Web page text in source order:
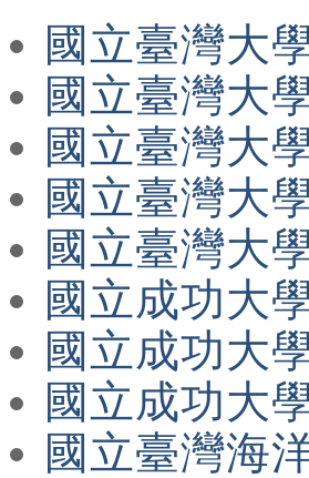
國立臺灣大
國立臺灣大
國立臺灣大
國立臺灣大
國立臺灣大
國立成功大
國立成功大
國立成功大
國立臺灣海